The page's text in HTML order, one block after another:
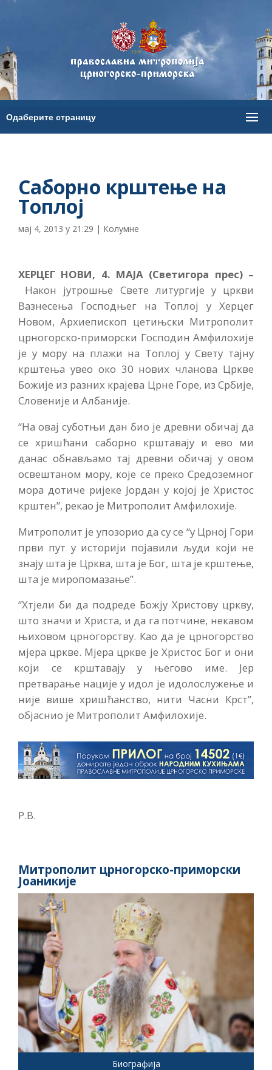
Саборно крштење на
Топлој
мај 4, 2013 у 21:29 | Колумне
ХЕРЦЕГ НОВИ, 4. МАЈА (Светигора прес) –
Након јутрошње Свете литургије у цркви
Вазнесења Господњег на Топлој у Херцег
Новом, Архиепископ цетињски Митрополит
црногорско-приморски Господин Амфилохије
је у мору на плажи на Топлој у Свету тајну
крштења увео око 30 нових чланова Цркве
Божије из разних крајева Црне Горе, из Србије,
Словеније и Албаније.
“На овај суботњи дан био је древни обичај да
се хришћани саборно крштавају и ево ми
данас обнављамо тај древни обичај у овом
освештаном мору, које се преко Средоземног
мора дотиче ријеке Јордан у којој је Христос
крштен”, рекао је Митрополит Амфилохије.
Митрополит је упозорио да су се “у Црној Гори
први пут у историји појавили људи који не
знају шта је Црква, шта је Бог, шта је крштење,
шта је миропомазање”.
“Хтјели би да подреде Божју Христову цркву,
што значи и Христа, и да га потчине, некавом
њиховом црногорству. Као да је црногорство
мјера цркве. Мјера цркве је Христос Бог и они
који се крштавају у његово име. Јер
претварање нације у идол је идолослужење и
није више хришћанство, нити Часни Крст”,
објаснио је Митрополит Амфилохије.
Р.В.
Митрополит црногорско-приморски
Јоаникије
Биографија